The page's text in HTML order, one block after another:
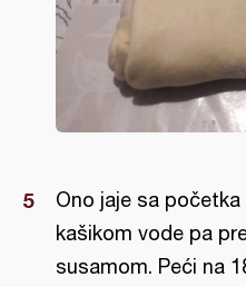
Ono jaje sa
kašikom vode pa
susamom. Peći na